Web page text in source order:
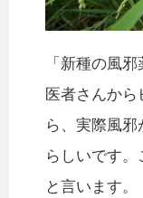
「新種の風
医者さんか
ら、実際風
らしいです
と言います。